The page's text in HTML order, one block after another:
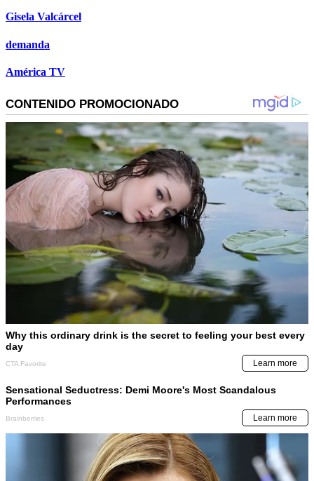
Gisela Valcárcel
demanda
América TV